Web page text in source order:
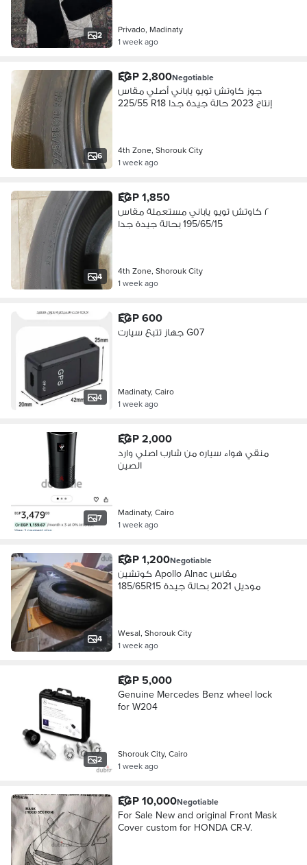
2
Privado, Madinaty
1 week ago
6
EGP 2,800Negotiable
جوز كاوتش تويو ياباني أصلي مقاس
225/55 R18 إنتاج 2023 حالة جيدة جدا
4th Zone, Shorouk City
1 week ago
4
EGP 1,850
٢ كاوتش تويو ياباني مستعملة مقاس
195/65/15 بحالة جيدة جدا
4th Zone, Shorouk City
1 week ago
4
EGP 600
جهاز تتبع سيارت G07
Madinaty, Cairo
1 week ago
7
EGP 2,000
منقي هواء سياره من شارب اصلي وارد
الصين
Madinaty, Cairo
1 week ago
4
EGP 1,200Negotiable
كوتشين Apollo Alnac مقاس
185/65R15 موديل 2021 بحالة جيدة
Wesal, Shorouk City
1 week ago
2
EGP 5,000
Genuine Mercedes Benz wheel lock
for W204
Shorouk City, Cairo
1 week ago
EGP 10,000Negotiable
For Sale New and original Front Mask
Cover custom for HONDA CR-V.